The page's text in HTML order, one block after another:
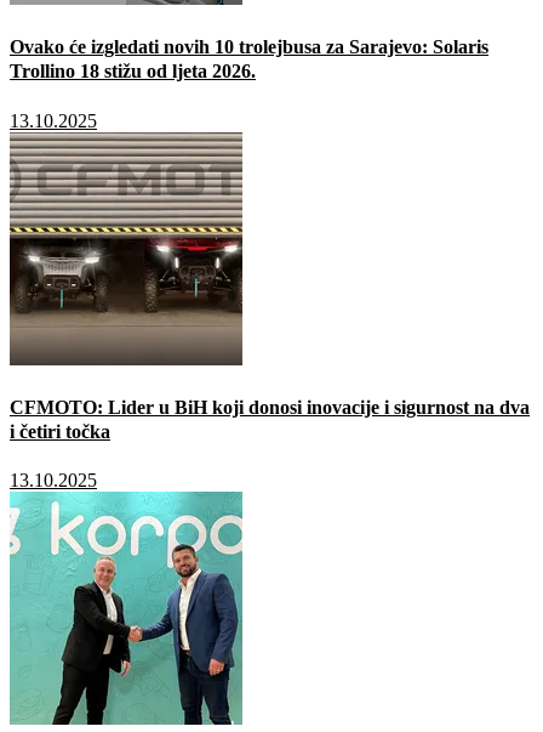
Ovako će izgledati novih 10 trolejbusa za Sarajevo: Solaris
Trollino 18 stižu od ljeta 2026.
13.10.2025
CFMOTO: Lider u BiH koji donosi inovacije i sigurnost na dva
i četiri točka
13.10.2025